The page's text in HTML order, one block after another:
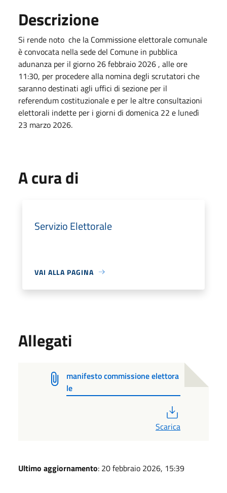
Descrizione
Si rende noto che la Commissione elettorale comunale
è convocata nella sede del Comune in pubblica
adunanza per il giorno 26 febbraio 2026 , alle ore
11:30, per procedere alla nomina degli scrutatori che
saranno destinati agli uffici di sezione per il
referendum costituzionale e per le altre consultazioni
elettorali indette per i giorni di domenica 22 e lunedì
23 marzo 2026.
A cura di
Servizio Elettorale
VAI ALLA PAGINA
Allegati
manifesto commissione elettora
le
Scarica
Ultimo aggiornamento: 20 febbraio 2026, 15:39